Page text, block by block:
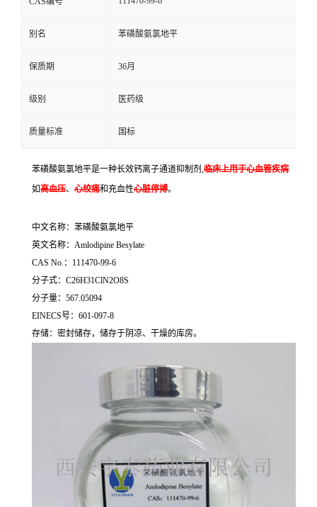
别名 苯磺酸氨氯地平
保质期 36月
级别 医药级
质量标准 国标
苯磺酸氨氯地平是一种长效钙离子通道抑制剂,临床上用于心血管疾病
如高血压、 心绞痛和充血性心脏停搏。
中文名称：苯磺酸氨氯地平
英文名称：Amlodipine Besylate
CAS No.：111470-99-6
分子式：C26H31ClN2O8S
分子量：567.05094
EINECS号：601-097-8
存储：密封储存，储存于阴凉、干燥的库房。